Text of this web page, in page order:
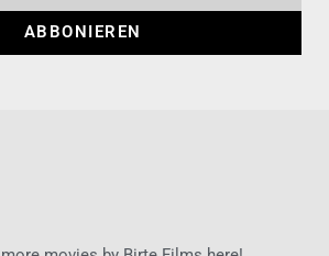
ABBONIEREN